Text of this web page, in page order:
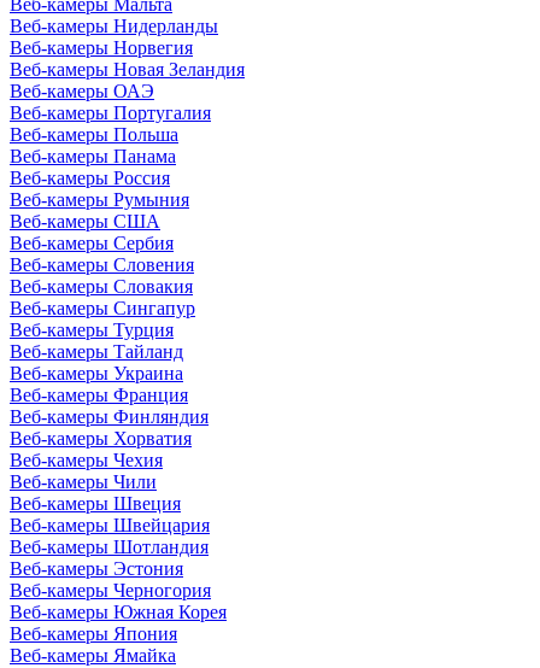
Веб-камеры Мальта
Веб-камеры Нидерланды
Веб-камеры Норвегия
Веб-камеры Новая Зеландия
Веб-камеры ОАЭ
Веб-камеры Португалия
Веб-камеры Польша
Веб-камеры Панама
Веб-камеры Россия
Веб-камеры Румыния
Веб-камеры США
Веб-камеры Сербия
Веб-камеры Словения
Веб-камеры Словакия
Веб-камеры Сингапур
Веб-камеры Турция
Веб-камеры Тайланд
Веб-камеры Украина
Веб-камеры Франция
Веб-камеры Финляндия
Веб-камеры Хорватия
Веб-камеры Чехия
Веб-камеры Чили
Веб-камеры Швеция
Веб-камеры Швейцария
Веб-камеры Шотландия
Веб-камеры Эстония
Веб-камеры Черногория
Веб-камеры Южная Корея
Веб-камеры Япония
Веб-камеры Ямайка